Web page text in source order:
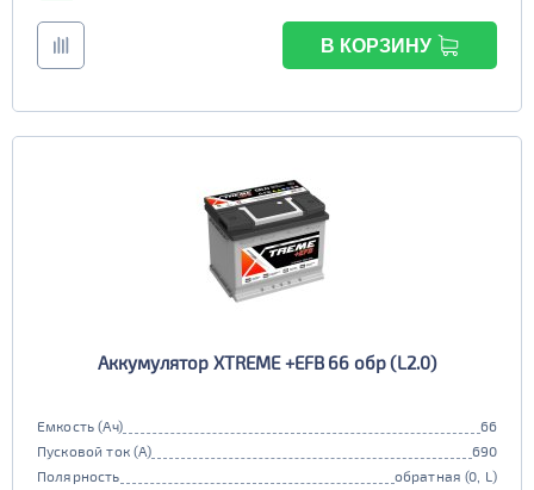
В КОРЗИНУ
Аккумулятор XTREME +EFB 66 обр (L2.0)
Емкость (Ач)
66
Пусковой ток (А)
690
Полярность
обратная (0, L)